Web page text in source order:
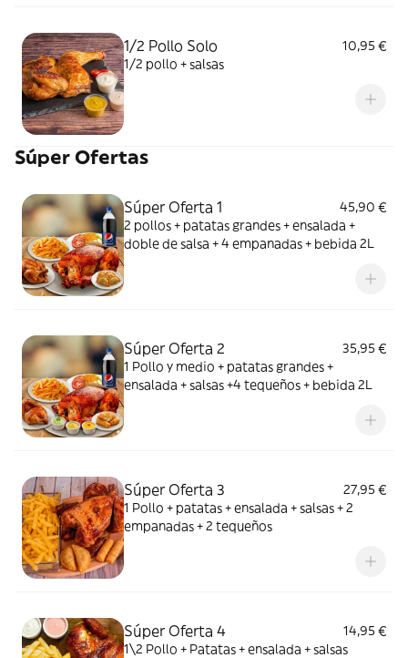
1/2 Pollo Solo
10,95 €
1/2 pollo + salsas
Súper Ofertas
Súper Oferta 1
45,90 €
2 pollos + patatas grandes + ensalada +
doble de salsa + 4 empanadas + bebida 2L
Súper Oferta 2
35,95 €
1 Pollo y medio + patatas grandes +
ensalada + salsas +4 tequeños + bebida 2L
Súper Oferta 3
27,95 €
1 Pollo + patatas + ensalada + salsas + 2
empanadas + 2 tequeños
Súper Oferta 4
14,95 €
1\2 Pollo + Patatas + ensalada + salsas